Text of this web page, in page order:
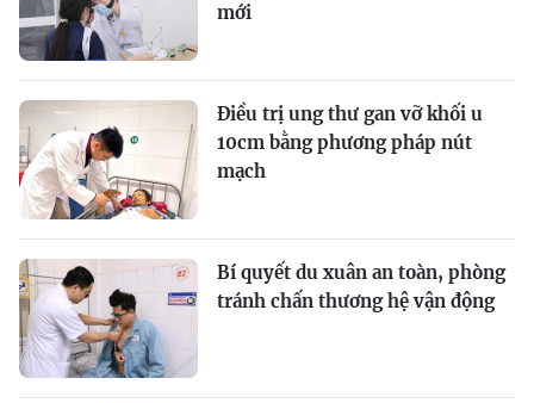
mới
Điều trị ung thư gan vỡ khối u
10cm bằng phương pháp nút
mạch
Bí quyết du xuân an toàn, phòng
tránh chấn thương hệ vận động